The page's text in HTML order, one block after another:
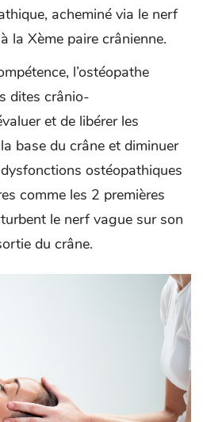
acheminé via le nerf
la Xème paire crânienne.
l’ostéopathe
dites crânio-
et de libérer les
base du crâne et diminuer
ostéopathiques
comme les 2 premières
le nerf vague sur son
du crâne.